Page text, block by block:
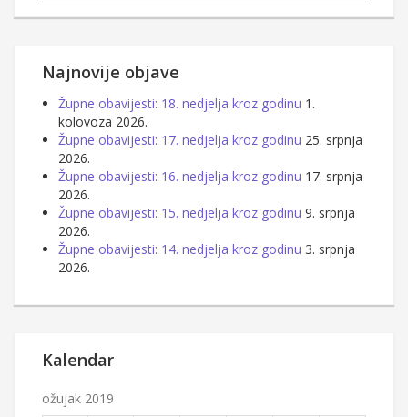
Najnovije objave
Župne obavijesti: 18. nedjelja kroz godinu 1.
kolovoza 2026.
Župne obavijesti: 17. nedjelja kroz godinu 25. srpnja
2026.
Župne obavijesti: 16. nedjelja kroz godinu 17. srpnja
2026.
Župne obavijesti: 15. nedjelja kroz godinu 9. srpnja
2026.
Župne obavijesti: 14. nedjelja kroz godinu 3. srpnja
2026.
Kalendar
ožujak 2019